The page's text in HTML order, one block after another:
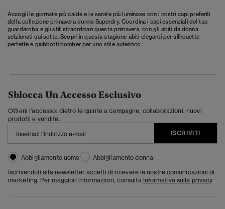
Accogli le giornate più calde e le serate più luminose con i nostri capi preferiti
della collezione primavera donna Superdry. Coordina i capi essenziali del tuo
guardaroba e gli stili straordinari questa primavera, con gli abiti da donna
selzionati qui sotto. Scopri in questa stagione abiti eleganti per silhouette
perfette e giubbotti bomber per uno stile autentico.
Sblocca Un Accesso Esclusivo
Ottieni l'accesso: dietro le quinte a campagne, collaborazioni, nuovi
prodotti e vendite.
ISCRIVITI
Abbigliamento uomo
Abbigliamento donna
Iscrivendoti alla newsletter accetti di ricevere le nostre comunicazioni di
marketing. Per maggiori informazioni, consulta Informativa sulla privacy